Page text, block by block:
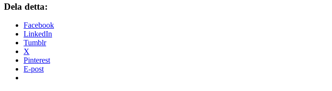
Dela detta:
Facebook
LinkedIn
Tumblr
X
Pinterest
E-post